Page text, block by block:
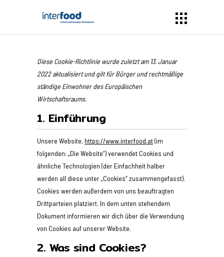
Diese Cookie-Richtlinie wurde zuletzt am 13. Januar
2022 aktualisiert und gilt für Bürger und rechtmäßige
ständige Einwohner des Europäischen
Wirtschaftsraums.
1. Einführung
Unsere Website, https://www.interfood.at(im
folgenden: „Die Website“) verwendet Cookies und
ähnliche Technologien (der Einfachheit halber
werden all diese unter „Cookies“ zusammengefasst).
Cookies werden außerdem von uns beauftragten
Drittparteien platziert. In dem unten stehendem
Dokument informieren wir dich über die Verwendung
von Cookies auf unserer Website.
2. Was sind Cookies?